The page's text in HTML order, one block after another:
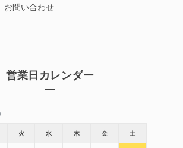
お問い合わせ
営業日カレンダー
火 水 木 金 土